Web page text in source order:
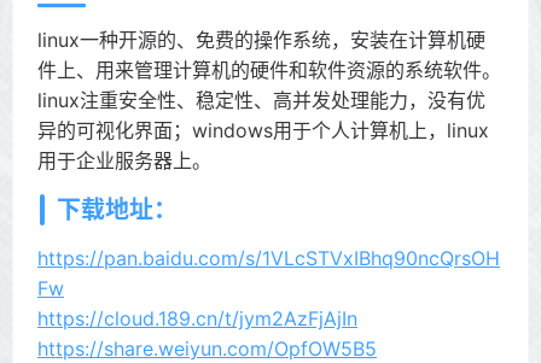
linux一种开源的、免费的操作系统，安装在计算机硬
件上、用来管理计算机的硬件和软件资源的系统软件。
linux注重安全性、稳定性、高并发处理能力，没有优
异的可视化界面；windows用于个人计算机上，linux
用于企业服务器上。
下载地址：
https://pan.baidu.com/s/1VLcSTVxIBhq90ncQrsOH
Fw
https://cloud.189.cn/t/jym2AzFjAjIn
https://share.weiyun.com/OpfOW5B5